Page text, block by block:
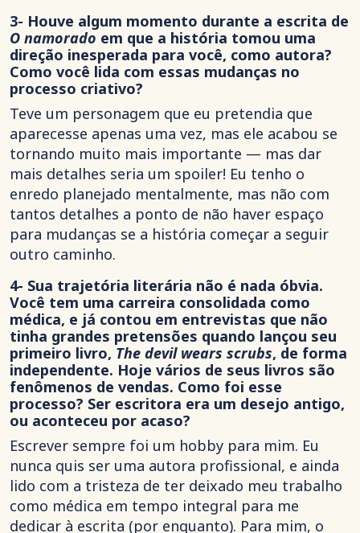
3- Houve algum momento durante a escrita de
O namorado em que a história tomou uma
direção inesperada para você, como autora?
Como você lida com essas mudanças no
processo criativo?
Teve um personagem que eu pretendia que
aparecesse apenas uma vez, mas ele acabou se
tornando muito mais importante — mas dar
mais detalhes seria um spoiler! Eu tenho o
enredo planejado mentalmente, mas não com
tantos detalhes a ponto de não haver espaço
para mudanças se a história começar a seguir
outro caminho.
4- Sua trajetória literária não é nada óbvia.
Você tem uma carreira consolidada como
médica, e já contou em entrevistas que não
tinha grandes pretensões quando lançou seu
primeiro livro, The devil wears scrubs, de forma
independente. Hoje vários de seus livros são
fenômenos de vendas. Como foi esse
processo? Ser escritora era um desejo antigo,
ou aconteceu por acaso?
Escrever sempre foi um hobby para mim. Eu
nunca quis ser uma autora profissional, e ainda
lido com a tristeza de ter deixado meu trabalho
como médica em tempo integral para me
dedicar à escrita (por enquanto). Para mim, o